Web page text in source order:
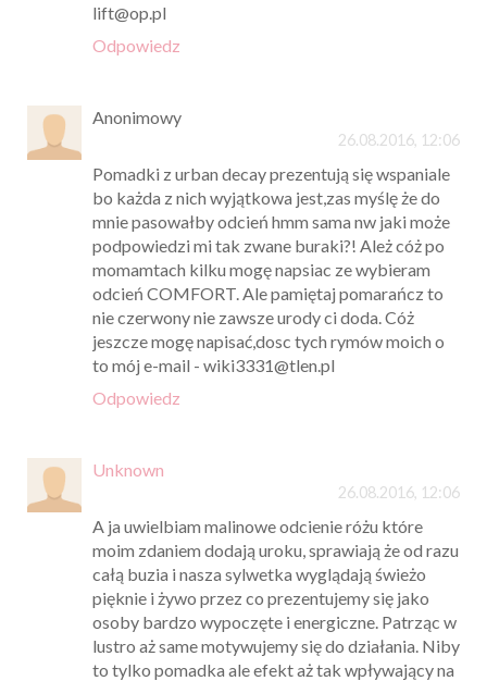
lift@op.pl
Odpowiedz
Anonimowy
26.08.2016, 12:06
Pomadki z urban decay prezentują się wspaniale
bo każda z nich wyjątkowa jest,zas myślę że do
mnie pasowałby odcień hmm sama nw jaki może
podpowiedzi mi tak zwane buraki?! Ależ cóż po
momamtach kilku mogę napsiac ze wybieram
odcień COMFORT. Ale pamiętaj pomarańcz to
nie czerwony nie zawsze urody ci doda. Cóż
jeszcze mogę napisać,dosc tych rymów moich o
to mój e-mail - wiki3331@tlen.pl
Odpowiedz
Unknown
26.08.2016, 12:06
A ja uwielbiam malinowe odcienie różu które
moim zdaniem dodają uroku, sprawiają że od razu
całą buzia i nasza sylwetka wyglądają świeżo
pięknie i żywo przez co prezentujemy się jako
osoby bardzo wypoczęte i energiczne. Patrząc w
lustro aż same motywujemy się do działania. Niby
to tylko pomadka ale efekt aż tak wpływający na